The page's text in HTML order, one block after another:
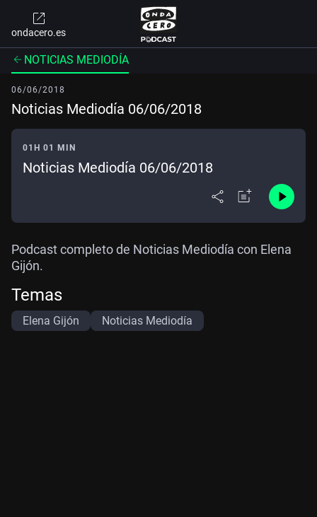
ondacero.es
NOTICIAS MEDIODÍA
06/06/2018
Noticias Mediodía 06/06/2018
01H 01 MIN
Noticias Mediodía 06/06/2018
Podcast completo de Noticias Mediodía con Elena
Gijón.
Temas
Elena Gijón Noticias Mediodía